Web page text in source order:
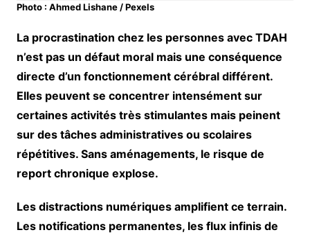
Photo : Ahmed Lishane / Pexels
La procrastination chez les personnes avec TDAH
n’est pas un défaut moral mais une conséquence
directe d’un fonctionnement cérébral différent.
Elles peuvent se concentrer intensément sur
certaines activités très stimulantes mais peinent
sur des tâches administratives ou scolaires
répétitives. Sans aménagements, le risque de
report chronique explose.
Les distractions numériquesamplifient ce terrain.
Les notifications permanentes, les flux infinis de